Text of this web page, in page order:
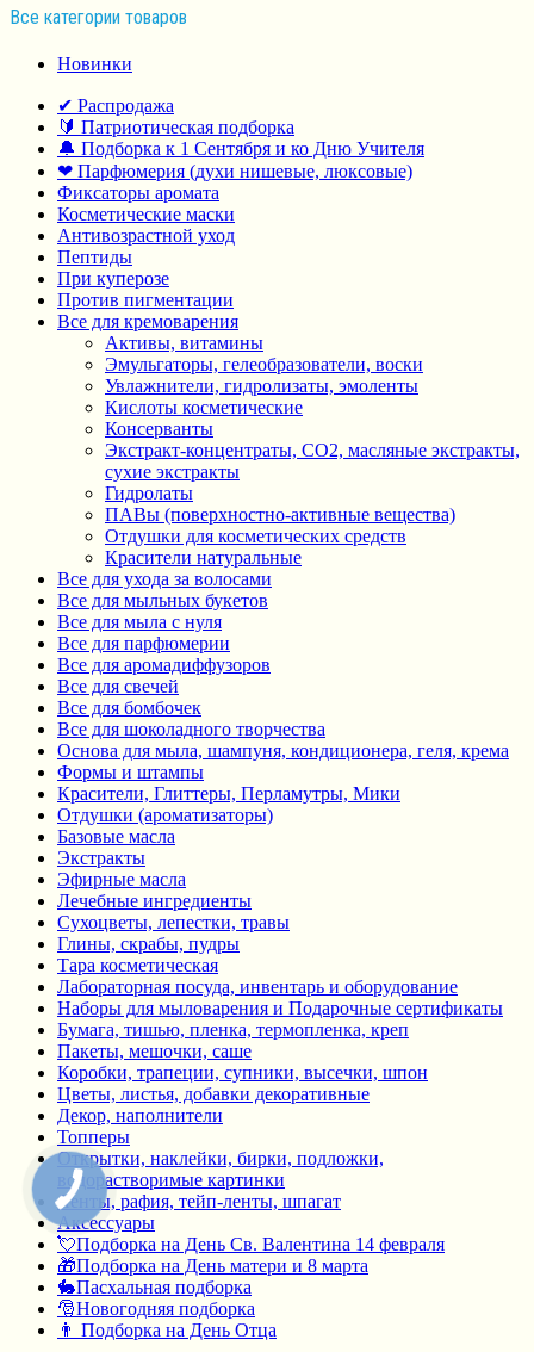
Все категории товаров
Новинки
✔ Распродажа
🔰 Патриотическая подборка
🔔 Подборка к 1 Сентября и ко Дню Учителя
❤ Парфюмерия (духи нишевые, люксовые)
Фиксаторы аромата
Косметические маски
Антивозрастной уход
Пептиды
При куперозе
Против пигментации
Все для кремоварения
Активы, витамины
Эмульгаторы, гелеобразователи, воски
Увлажнители, гидролизаты, эмоленты
Кислоты косметические
Консерванты
Экстракт-концентраты, СО2, масляные экстракты,
сухие экстракты
Гидролаты
ПАВы (поверхностно-активные вещества)
Отдушки для косметических средств
Красители натуральные
Все для ухода за волосами
Все для мыльных букетов
Все для мыла с нуля
Все для парфюмерии
Все для аромадиффузоров
Все для свечей
Все для бомбочек
Все для шоколадного творчества
Основа для мыла, шампуня, кондиционера, геля, крема
Формы и штампы
Красители, Глиттеры, Перламутры, Мики
Отдушки (ароматизаторы)
Базовые масла
Экстракты
Эфирные масла
Лечебные ингредиенты
Сухоцветы, лепестки, травы
Глины, скрабы, пудры
Тара косметическая
Лабораторная посуда, инвентарь и оборудование
Наборы для мыловарения и Подарочные сертификаты
Бумага, тишью, пленка, термопленка, креп
Пакеты, мешочки, саше
Коробки, трапеции, супники, высечки, шпон
Цветы, листья, добавки декоративные
Декор, наполнители
Топперы
Открытки, наклейки, бирки, подложки,
водорастворимые картинки
Ленты, рафия, тейп-ленты, шпагат
Аксессуары
💘Подборка на День Св. Валентина 14 февраля
🎁Подборка на День матери и 8 марта
🐇Пасхальная подборка
🎅Новогодняя подборка
👨 Подборка на День Отца